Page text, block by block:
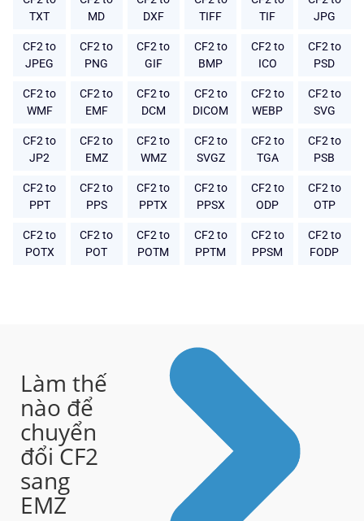
TXT
MD
DXF
TIFF
TIF
JPG
CF2 to
JPEG
CF2 to
PNG
CF2 to
GIF
CF2 to
BMP
CF2 to
ICO
CF2 to
PSD
CF2 to
WMF
CF2 to
EMF
CF2 to
DCM
CF2 to
DICOM
CF2 to
WEBP
CF2 to
SVG
CF2 to
JP2
CF2 to
EMZ
CF2 to
WMZ
CF2 to
SVGZ
CF2 to
TGA
CF2 to
PSB
CF2 to
PPT
CF2 to
PPS
CF2 to
PPTX
CF2 to
PPSX
CF2 to
ODP
CF2 to
OTP
CF2 to
POTX
CF2 to
POT
CF2 to
POTM
CF2 to
PPTM
CF2 to
PPSM
CF2 to
FODP
Làm thế
nào để
chuyển
đổi CF2
sang
EMZ